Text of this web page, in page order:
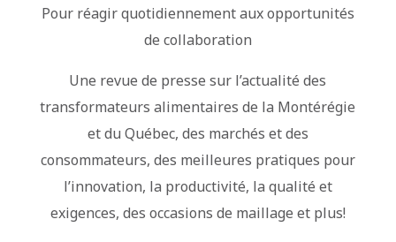
Pour réagir quotidiennement aux opportunités
de collaboration
Une revue de presse sur l’actualité des
transformateurs alimentaires de la Montérégie
et du Québec, des marchés et des
consommateurs, des meilleures pratiques pour
l’innovation, la productivité, la qualité et
exigences, des occasions de maillage et plus!